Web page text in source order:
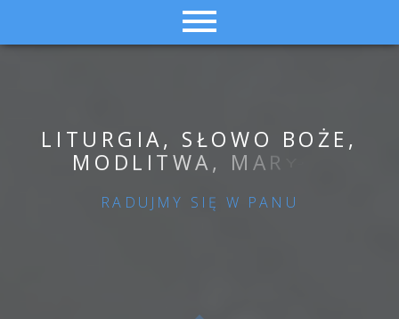
L I T U RG IA, SŁOWO BO ŻE ,
M O D L I TWA, M AR
RADUJMY SIĘ W PANU